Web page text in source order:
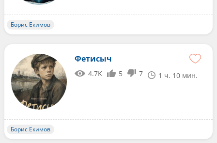
Борис Екимов
Фетисыч
4.7K 5 7 1 ч. 10 мин.
Борис Екимов